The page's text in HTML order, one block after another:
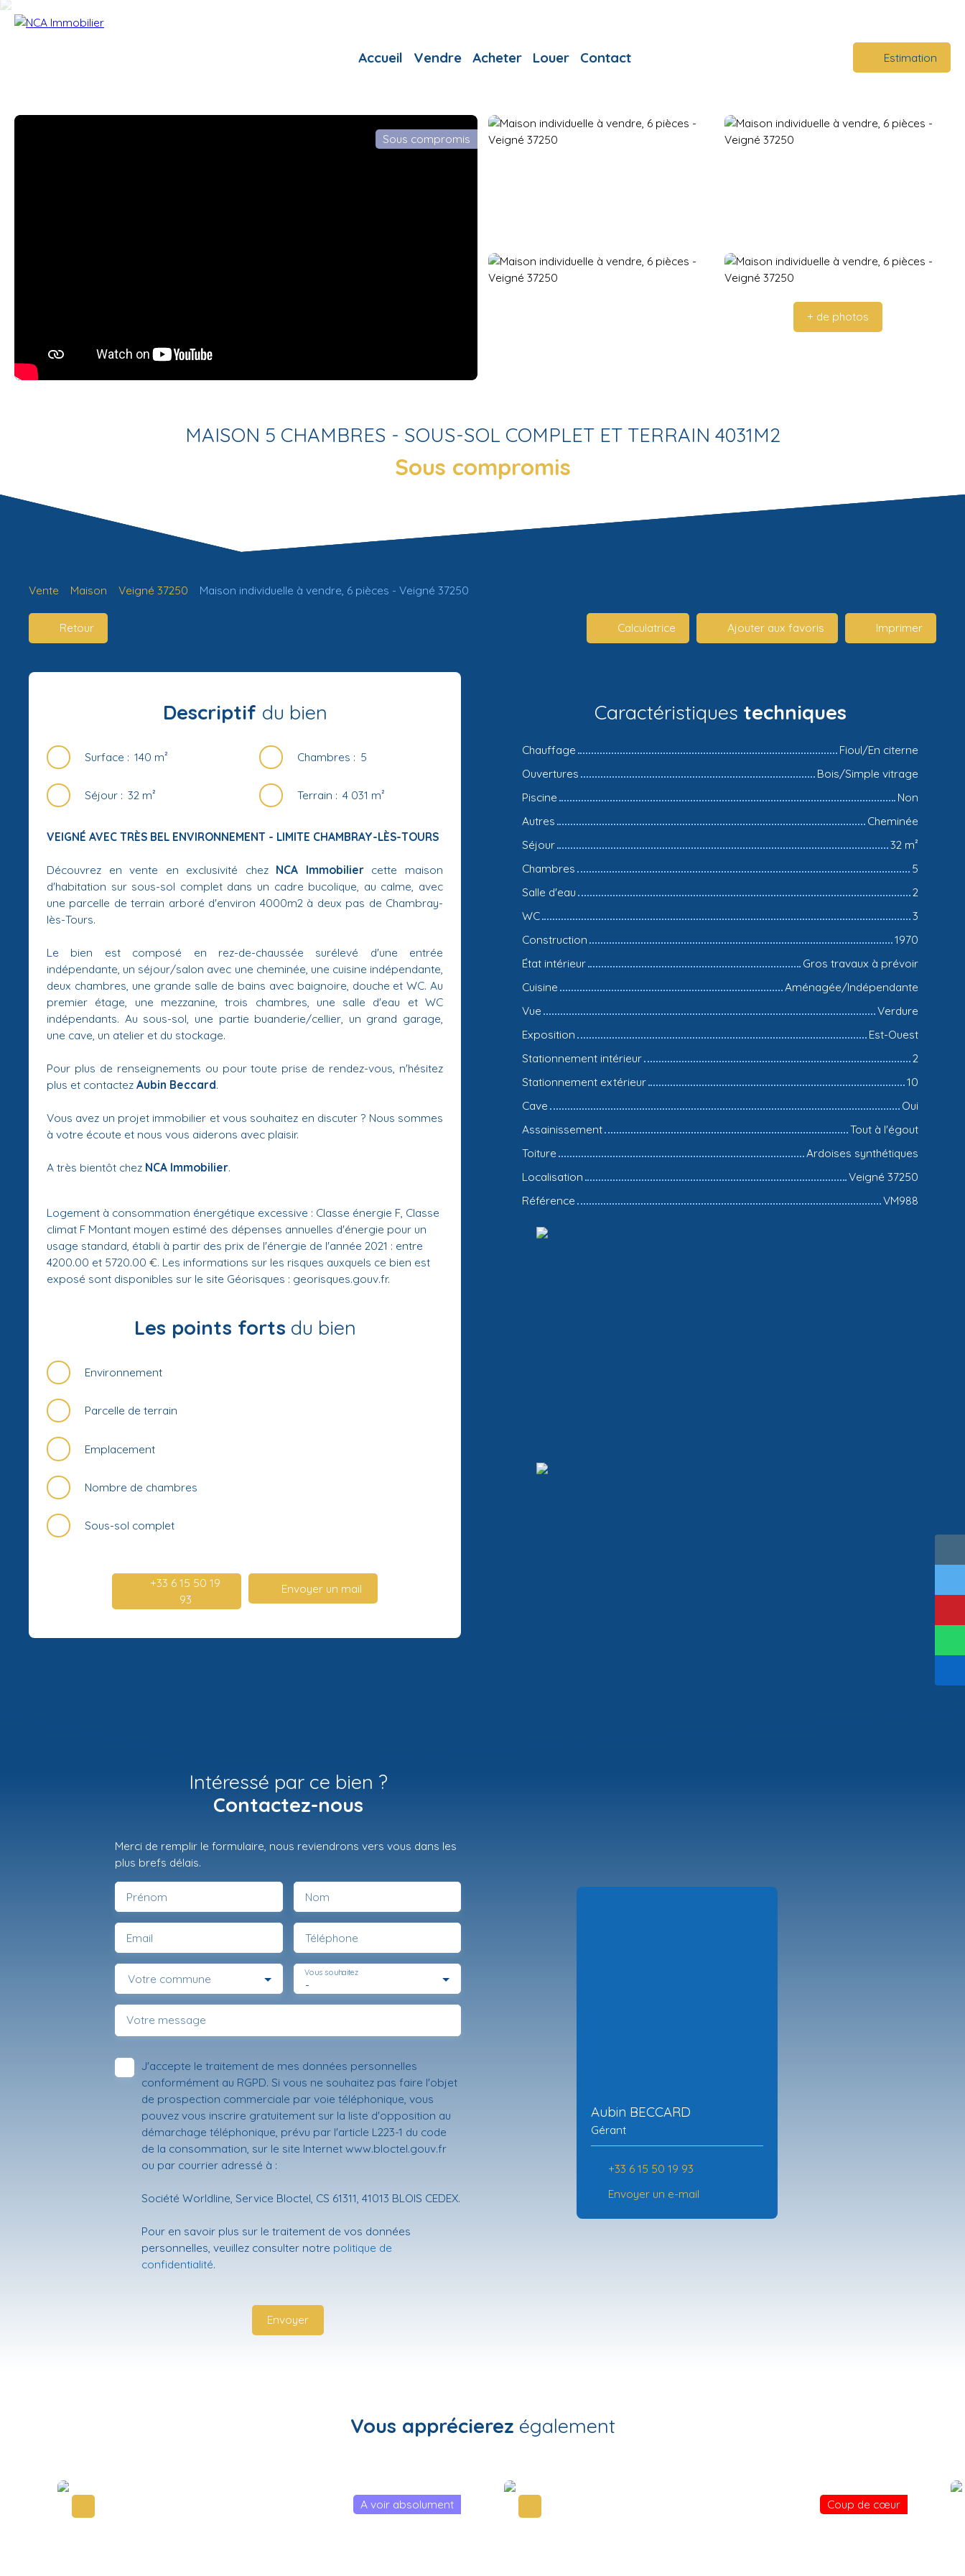
Accueil Vendre Acheter Louer Contact Estimation
Sous compromis
+ de photos
MAISON 5 CHAMBRES - SOUS-SOL COMPLET ET TERRAIN 4031M2
Sous compromis
Vente Maison Veigné 37250 Maison individuelle à vendre, 6 pièces - Veigné 37250
Retour Calculatrice Ajouter aux favoris Imprimer
Descriptif du bien
Surface : 140 m² Chambres : 5
Séjour : 32 m² Terrain : 4 031 m²
VEIGNÉ AVEC TRÈS BEL ENVIRONNEMENT - LIMITE CHAMBRAY-LÈS-TOURS
Découvrez en vente en exclusivité chez NCA Immobiliercette maison
d'habitation sur sous-sol complet dans un cadre bucolique, au calme, avec
une parcelle de terrain arboré d'environ 4000m2 à deux pas de Chambray-
lès-Tours.
Le bien est composé en rez-de-chaussée surélevé d'une entrée
indépendante, un séjour/salon avec une cheminée, une cuisine indépendante,
deux chambres, une grande salle de bains avec baignoire, douche et WC. Au
premier étage, une mezzanine, trois chambres, une salle d'eau et WC
indépendants. Au sous-sol, une partie buanderie/cellier, un grand garage,
une cave, un atelier et du stockage.
Pour plus de renseignements ou pour toute prise de rendez-vous, n'hésitez
plus et contactez Aubin Beccard.
Vous avez un projet immobilier et vous souhaitez en discuter ? Nous sommes
à votre écoute et nous vous aiderons avec plaisir.
A très bientôt chez NCA Immobilier.
Logement à consommation énergétique excessive : Classe énergie F, Classe
climat F Montant moyen estimé des dépenses annuelles d'énergie pour un
usage standard, établi à partir des prix de l'énergie de l'année 2021 : entre
4200.00 et 5720.00 €. Les informations sur les risques auxquels ce bien est
exposé sont disponibles sur le site Géorisques : georisques.gouv.fr.
Les points forts du bien
Environnement
Parcelle de terrain
Emplacement
Nombre de chambres
Sous-sol complet
+33 6 15 50 19
93
Envoyer un mail
Caractéristiques techniques
Chauffage
Fioul/En citerne
Ouvertures
Bois/Simple vitrage
Piscine
Non
Autres
Cheminée
Séjour
32 m²
Chambres
5
Salle d'eau
2
WC
3
Construction
1970
État intérieur
Gros travaux à prévoir
Cuisine
Aménagée/Indépendante
Vue
Verdure
Exposition
Est-Ouest
Stationnement intérieur
2
Stationnement extérieur
10
Cave
Oui
Assainissement
Tout à l'égout
Toiture
Ardoises synthétiques
Localisation
Veigné 37250
Référence
VM988
Intéressé par ce bien ?
Contactez-nous
Merci de remplir le formulaire, nous reviendrons vers vous dans les
plus brefs délais.
Prénom Nom
Email Téléphone
Votre commune -
Vous souhaitez
Votre message
J'accepte le traitement de mes données personnelles
conformément au RGPD. Si vous ne souhaitez pas faire l'objet
de prospection commerciale par voie téléphonique, vous
pouvez vous inscrire gratuitement sur la liste d'opposition au
démarchage téléphonique, prévu par l'article L223-1 du code
de la consommation, sur le site Internet www.bloctel.gouv.fr
ou par courrier adressé à :
Société Worldline, Service Bloctel, CS 61311, 41013 BLOIS CEDEX.
Pour en savoir plus sur le traitement de vos données
personnelles, veuillez consulter notre politique de
confidentialité.
Envoyer
Aubin BECCARD
Gérant
+33 6 15 50 19 93
Envoyer un e-mail
Vous apprécierez également